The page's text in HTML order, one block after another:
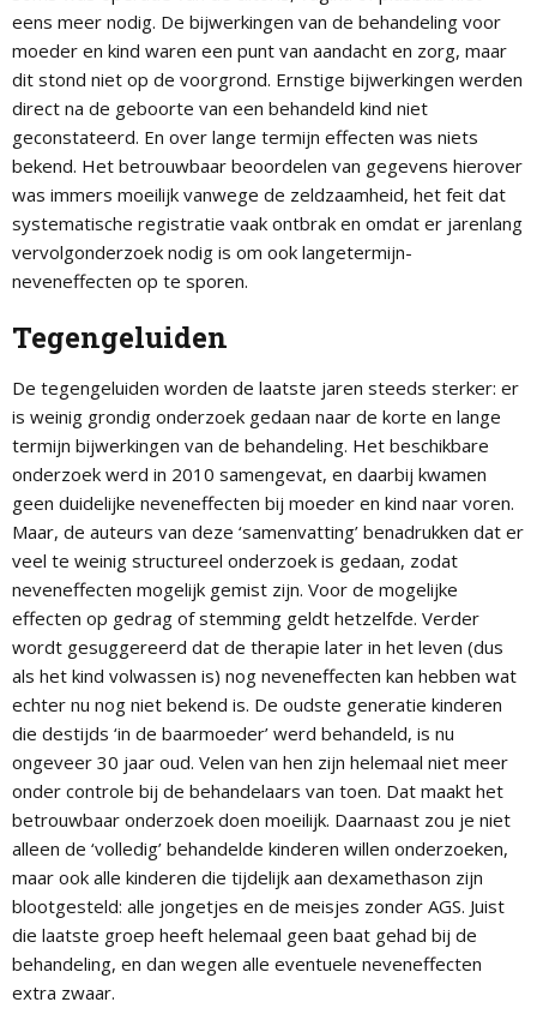
eens meer nodig. De bijwerkingen van de behandeling voor
moeder en kind waren een punt van aandacht en zorg, maar
dit stond niet op de voorgrond. Ernstige bijwerkingen werden
direct na de geboorte van een behandeld kind niet
geconstateerd. En over lange termijn effecten was niets
bekend. Het betrouwbaar beoordelen van gegevens hierover
was immers moeilijk vanwege de zeldzaamheid, het feit dat
systematische registratie vaak ontbrak en omdat er jarenlang
vervolgonderzoek nodig is om ook langetermijn-
neveneffecten op te sporen.
Tegengeluiden
De tegengeluiden worden de laatste jaren steeds sterker: er
is weinig grondig onderzoek gedaan naar de korte en lange
termijn bijwerkingen van de behandeling. Het beschikbare
onderzoek werd in 2010 samengevat, en daarbij kwamen
geen duidelijke neveneffecten bij moeder en kind naar voren.
Maar, de auteurs van deze ‘samenvatting’ benadrukken dat er
veel te weinig structureel onderzoek is gedaan, zodat
neveneffecten mogelijk gemist zijn. Voor de mogelijke
effecten op gedrag of stemming geldt hetzelfde. Verder
wordt gesuggereerd dat de therapie later in het leven (dus
als het kind volwassen is) nog neveneffecten kan hebben wat
echter nu nog niet bekend is. De oudste generatie kinderen
die destijds ‘in de baarmoeder’ werd behandeld, is nu
ongeveer 30 jaar oud. Velen van hen zijn helemaal niet meer
onder controle bij de behandelaars van toen. Dat maakt het
betrouwbaar onderzoek doen moeilijk. Daarnaast zou je niet
alleen de ‘volledig’ behandelde kinderen willen onderzoeken,
maar ook alle kinderen die tijdelijk aan dexamethason zijn
blootgesteld: alle jongetjes en de meisjes zonder AGS. Juist
die laatste groep heeft helemaal geen baat gehad bij de
behandeling, en dan wegen alle eventuele neveneffecten
extra zwaar.